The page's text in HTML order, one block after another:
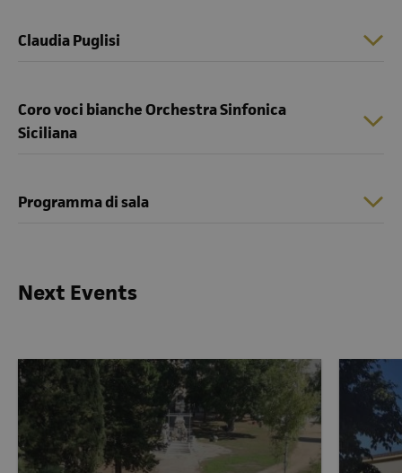
Claudia Puglisi
Coro voci bianche Orchestra Sinfonica
Siciliana
Programma di sala
Next Events